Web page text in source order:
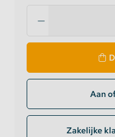
Aan
Zakelijke